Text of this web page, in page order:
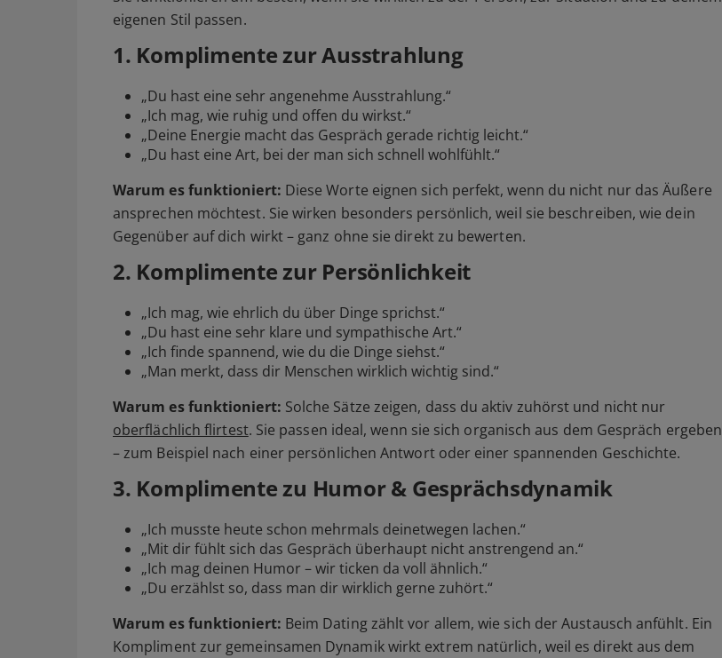
eigenen Stil passen.
1. Komplimente zur Ausstrahlung
„Du hast eine sehr angenehme Ausstrahlung.“
„Ich mag, wie ruhig und offen du wirkst.“
„Deine Energie macht das Gespräch gerade richtig leicht.“
„Du hast eine Art, bei der man sich schnell wohlfühlt.“
Warum es funktioniert: Diese Worte eignen sich perfekt, wenn du nicht nur das Äußere
ansprechen möchtest. Sie wirken besonders persönlich, weil sie beschreiben, wie dein
Gegenüber auf dich wirkt – ganz ohne sie direkt zu bewerten.
2. Komplimente zur Persönlichkeit
„Ich mag, wie ehrlich du über Dinge sprichst.“
„Du hast eine sehr klare und sympathische Art.“
„Ich finde spannend, wie du die Dinge siehst.“
„Man merkt, dass dir Menschen wirklich wichtig sind.“
Warum es funktioniert: Solche Sätze zeigen, dass du aktiv zuhörst und nicht nur
oberflächlich flirtest. Sie passen ideal, wenn sie sich organisch aus dem Gespräch ergeben
– zum Beispiel nach einer persönlichen Antwort oder einer spannenden Geschichte.
3. Komplimente zu Humor & Gesprächsdynamik
„Ich musste heute schon mehrmals deinetwegen lachen.“
„Mit dir fühlt sich das Gespräch überhaupt nicht anstrengend an.“
„Ich mag deinen Humor – wir ticken da voll ähnlich.“
„Du erzählst so, dass man dir wirklich gerne zuhört.“
Warum es funktioniert: Beim Dating zählt vor allem, wie sich der Austausch anfühlt. Ein
Kompliment zur gemeinsamen Dynamik wirkt extrem natürlich, weil es direkt aus dem